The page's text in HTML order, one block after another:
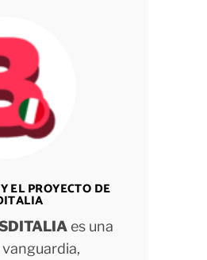
EL PROYECTO DE
es una